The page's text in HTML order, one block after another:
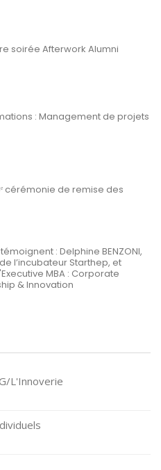
soirée Afterwork Alumni
: Management de projets
cérémonie de remise des
: Delphine BENZONI,
l’incubateur Starthep, et
MBA : Corporate
& Innovation
L'Innoverie